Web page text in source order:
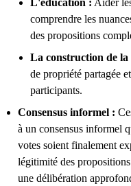
comprendre les
des propositions
La construction de la
de propriété partagée
participants.
Consensus informel :
à un consensus informel
votes soient finalement
légitimité des
une délibération